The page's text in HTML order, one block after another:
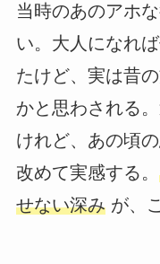
当時のあのアホ
い。大人になれ
たけど、実は昔
かと思わされる
けれど、あの頃
改めて実感する。
せない深みが、